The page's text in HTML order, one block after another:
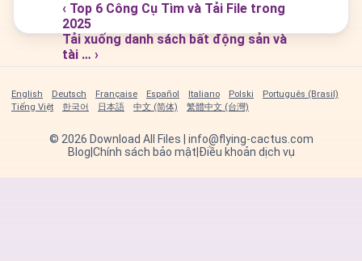
‹ Top 6 Công Cụ Tìm và Tải File trong
2025
Tải xuống danh sách bất động sản và
tài … ›
English Deutsch Française Español Italiano Polski
Português (Brasil)
Tiếng Việt
한국어 日本語 中文 (简体) 繁體中文 (台灣)
© 2026 Download All Files | info@flying-cactus.com
Blog Chính sách bảo mật Điều khoản dịch vụ